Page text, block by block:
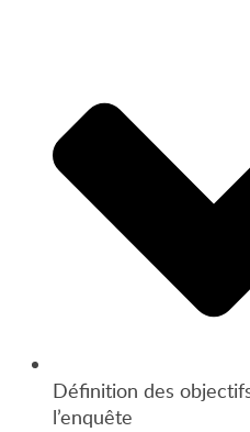
Définition des
l’enquête